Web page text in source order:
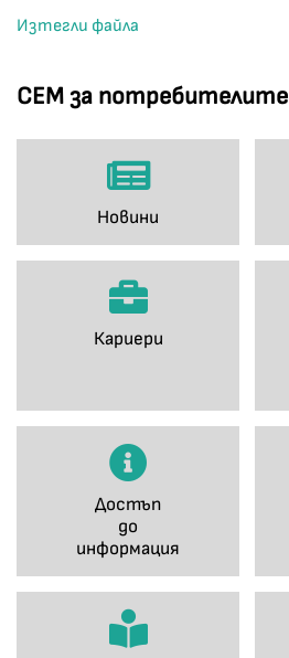
СЕМ за потребителите
Новини
Кариери
Достъп
до
информация
Изтегли файла